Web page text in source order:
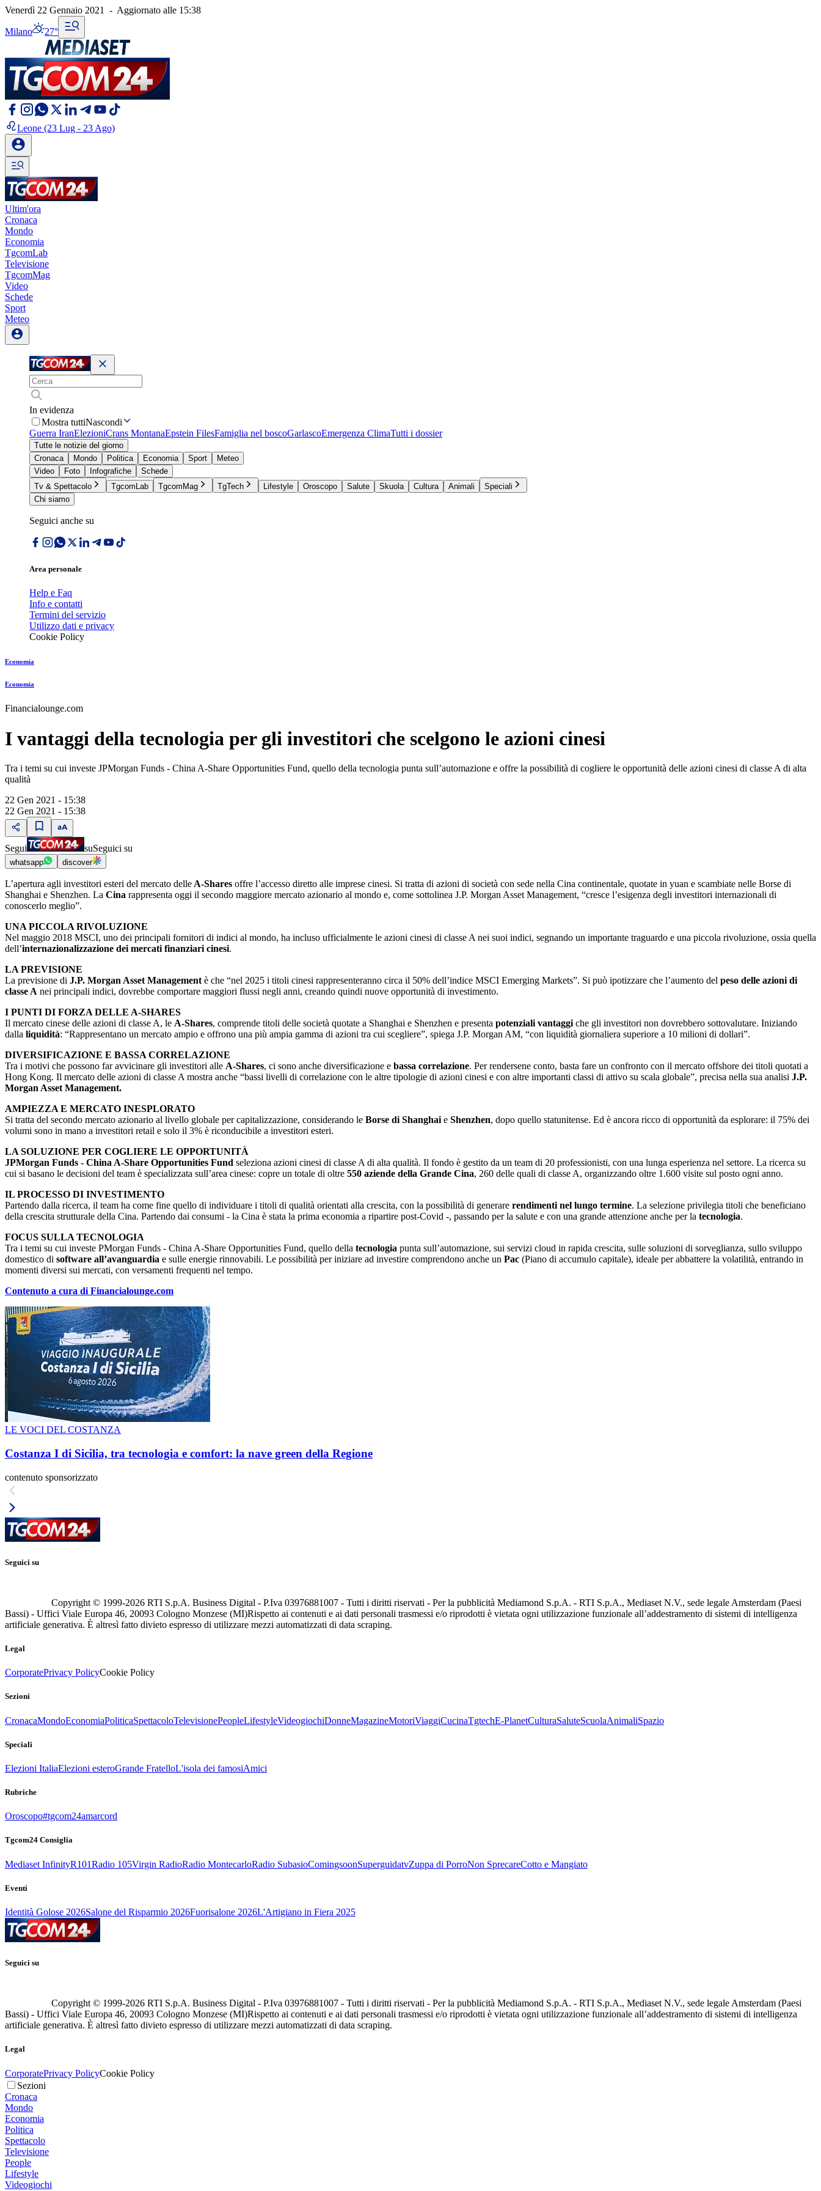
Venerdì 22 Gennaio 2021 - Aggiornato alle 15:38
Milano 27°
Leone (23 Lug - 23 Ago)
Ultim'ora
Cronaca
Mondo
Economia
TgcomLab
Televisione
TgcomMag
Video
Schede
Sport
Meteo
In evidenza
Mostra tuttiNascondi
Guerra IranElezioniCrans MontanaEpstein FilesFamiglia nel boscoGarlascoEmergenza ClimaTutti i dossier
Tutte le notizie del giorno
Cronaca
Mondo Politica Economia Sport
Meteo
Video
Foto Infografiche
Schede
Tv & Spettacolo
TgcomLab TgcomMag TgTech Lifestyle Oroscopo Salute Skuola Cultura Animali
Speciali
Chi siamo
Seguici anche su
Area personale
Help e Faq
Info e contatti
Termini del servizio
Utilizzo dati e privacy
Cookie Policy
Economia
Economia
Financialounge.com
I vantaggi della tecnologia per gli investitori che scelgono le azioni cinesi
Tra i temi su cui investe JPMorgan Funds - China A-Share Opportunities Fund, quello della tecnologia punta sull’automazione e offre la possibilità di cogliere le opportunità delle azioni cinesi di classe A di alta
qualità
22 Gen 2021 - 15:38
22 Gen 2021 - 15:38
Segui suSeguici su
whatsapp discover
L’apertura agli investitori esteri del mercato delle A-Shares offre l’accesso diretto alle imprese cinesi. Si tratta di azioni di società con sede nella Cina continentale, quotate in yuan e scambiate nelle Borse di
Shanghai e Shenzhen. La Cina rappresenta oggi il secondo maggiore mercato azionario al mondo e, come sottolinea J.P. Morgan Asset Management, “cresce l’esigenza degli investitori internazionali di
conoscerlo meglio”.
UNA PICCOLA RIVOLUZIONE
Nel maggio 2018 MSCI, uno dei principali fornitori di indici al mondo, ha incluso ufficialmente le azioni cinesi di classe A nei suoi indici, segnando un importante traguardo e una piccola rivoluzione, ossia quella
dell’internazionalizzazione dei mercati finanziari cinesi.
LA PREVISIONE
La previsione di J.P. Morgan Asset Management è che “nel 2025 i titoli cinesi rappresenteranno circa il 50% dell’indice MSCI Emerging Markets”. Si può ipotizzare che l’aumento del peso delle azioni di
classe A nei principali indici, dovrebbe comportare maggiori flussi negli anni, creando quindi nuove opportunità di investimento.
I PUNTI DI FORZA DELLE A-SHARES
Il mercato cinese delle azioni di classe A, le A-Shares, comprende titoli delle società quotate a Shanghai e Shenzhen e presenta potenziali vantaggi che gli investitori non dovrebbero sottovalutare. Iniziando
dalla liquidità: “Rappresentano un mercato ampio e offrono una più ampia gamma di azioni tra cui scegliere”, spiega J.P. Morgan AM, “con liquidità giornaliera superiore a 10 milioni di dollari”.
DIVERSIFICAZIONE E BASSA CORRELAZIONE
Tra i motivi che possono far avvicinare gli investitori alle A-Shares, ci sono anche diversificazione e bassa correlazione. Per rendersene conto, basta fare un confronto con il mercato offshore dei titoli quotati a
Hong Kong. Il mercato delle azioni di classe A mostra anche “bassi livelli di correlazione con le altre tipologie di azioni cinesi e con altre importanti classi di attivo su scala globale”, precisa nella sua analisi J.P.
Morgan Asset Management.
AMPIEZZA E MERCATO INESPLORATO
Si tratta del secondo mercato azionario al livello globale per capitalizzazione, considerando le Borse di Shanghai e Shenzhen, dopo quello statunitense. Ed è ancora ricco di opportunità da esplorare: il 75% dei
volumi sono in mano a investitori retail e solo il 3% è riconducibile a investitori esteri.
LA SOLUZIONE PER COGLIERE LE OPPORTUNITÀ
JPMorgan Funds - China A-Share Opportunities Fund seleziona azioni cinesi di classe A di alta qualità. Il fondo è gestito da un team di 20 professionisti, con una lunga esperienza nel settore. La ricerca su
cui si basano le decisioni del team è specializzata sull’area cinese: copre un totale di oltre 550 aziende della Grande Cina, 260 delle quali di classe A, organizzando oltre 1.600 visite sul posto ogni anno.
IL PROCESSO DI INVESTIMENTO
Partendo dalla ricerca, il team ha come fine quello di individuare i titoli di qualità orientati alla crescita, con la possibilità di generare rendimenti nel lungo termine. La selezione privilegia titoli che beneficiano
della crescita strutturale della Cina. Partendo dai consumi - la Cina è stata la prima economia a ripartire post-Covid -, passando per la salute e con una grande attenzione anche per la tecnologia.
FOCUS SULLA TECNOLOGIA
Tra i temi su cui investe PMorgan Funds - China A-Share Opportunities Fund, quello della tecnologia punta sull’automazione, sui servizi cloud in rapida crescita, sulle soluzioni di sorveglianza, sullo sviluppo
domestico di software all’avanguardia e sulle energie rinnovabili. Le possibilità per iniziare ad investire comprendono anche un Pac (Piano di accumulo capitale), ideale per abbattere la volatilità, entrando in
momenti diversi sui mercati, con versamenti frequenti nel tempo.
Contenuto a cura di Financialounge.com
LE VOCI DEL COSTANZA
Costanza I di Sicilia, tra tecnologia e comfort: la nave green della Regione
contenuto sponsorizzato
Seguici su
Copyright © 1999-2026 RTI S.p.A. Business Digital - P.Iva 03976881007 - Tutti i diritti riservati - Per la pubblicità Mediamond S.p.A. - RTI S.p.A., Mediaset N.V., sede legale Amsterdam (Paesi
Bassi) - Uffici Viale Europa 46, 20093 Cologno Monzese (MI)Rispetto ai contenuti e ai dati personali trasmessi e/o riprodotti è vietata ogni utilizzazione funzionale all’addestramento di sistemi di intelligenza
artificiale generativa. È altresì fatto divieto espresso di utilizzare mezzi automatizzati di data scraping.
Legal
CorporatePrivacy PolicyCookie Policy
Sezioni
CronacaMondoEconomiaPoliticaSpettacoloTelevisionePeopleLifestyleVideogiochiDonneMagazineMotoriViaggiCucinaTgtechE-PlanetCulturaSaluteScuolaAnimaliSpazio
Speciali
Elezioni ItaliaElezioni esteroGrande FratelloL'isola dei famosiAmici
Rubriche
Oroscopo#tgcom24amarcord
Tgcom24 Consiglia
Mediaset InfinityR101Radio 105Virgin RadioRadio MontecarloRadio SubasioComingsoonSuperguidatvZuppa di PorroNon SprecareCotto e Mangiato
Eventi
Identità Golose 2026Salone del Risparmio 2026Fuorisalone 2026L'Artigiano in Fiera 2025
Seguici su
Copyright © 1999-2026 RTI S.p.A. Business Digital - P.Iva 03976881007 - Tutti i diritti riservati - Per la pubblicità Mediamond S.p.A. - RTI S.p.A., Mediaset N.V., sede legale Amsterdam (Paesi
Bassi) - Uffici Viale Europa 46, 20093 Cologno Monzese (MI)Rispetto ai contenuti e ai dati personali trasmessi e/o riprodotti è vietata ogni utilizzazione funzionale all’addestramento di sistemi di intelligenza
artificiale generativa. È altresì fatto divieto espresso di utilizzare mezzi automatizzati di data scraping.
Legal
CorporatePrivacy PolicyCookie Policy
Sezioni
Cronaca
Mondo
Economia
Politica
Spettacolo
Televisione
People
Lifestyle
Videogiochi